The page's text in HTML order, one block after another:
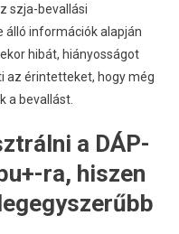
szja-bevallási
álló információk alapján
hibát, hiányosságot
az érintetteket, hogy még
a bevallást.
a DÁP-
ra, hiszen